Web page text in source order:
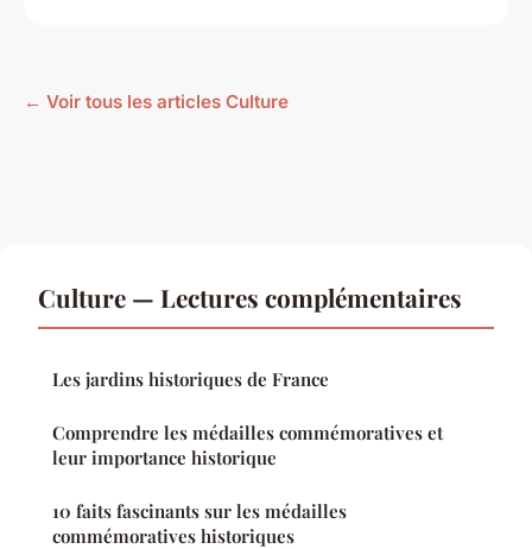
← Voir tous les articles Culture
Culture — Lectures complémentaires
Les jardins historiques de France
Comprendre les médailles commémoratives et
leur importance historique
10 faits fascinants sur les médailles
commémoratives historiques